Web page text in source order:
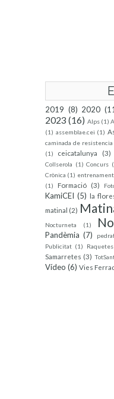
2019 (8) 2020
2023 (16) Alps (1)
(1) assemblae.cei (1)
caminada de resistencia
(1)
ceicatalunya (3)
Collserola (1) Concurs
Crònica (1) entrenament
(1)
Formació (3)
KamiCEI (5) la
matinal (2)
Nocturneta
(1)
Pandèmia (7)
Publicitat (1)
Samarretes (3)
Vídeo (6) Vies